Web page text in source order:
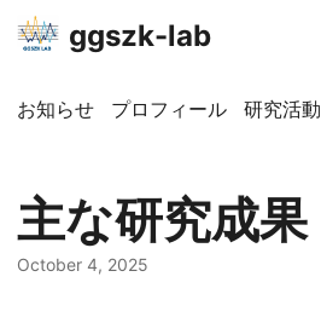
ggszk-lab
お知らせ プロフィール 研究活動
主な研究成果
October 4, 2025